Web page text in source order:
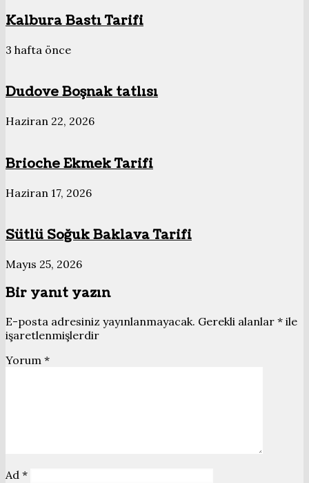
Kalbura Bastı Tarifi
3 hafta önce
Dudove Boşnak tatlısı
Haziran 22, 2026
Brioche Ekmek Tarifi
Haziran 17, 2026
Sütlü Soğuk Baklava Tarifi
Mayıs 25, 2026
Bir yanıt yazın
E-posta adresiniz yayınlanmayacak. Gerekli alanlar * ile
işaretlenmişlerdir
Yorum *
Ad *